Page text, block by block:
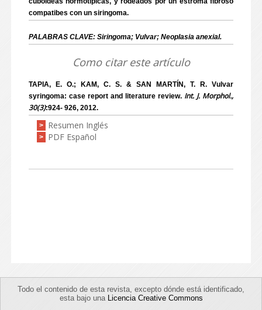
compatibes con un siringoma.
PALABRAS CLAVE: Siringoma; Vulvar; Neoplasia anexial.
Como citar este artículo
TAPIA, E. O.; KAM, C. S. & SAN MARTÍN, T. R. Vulvar
syringoma: case report and literature review. Int. J. Morphol.,
30(3):924- 926, 2012.
> Resumen Inglés
> PDF Español
Todo el contenido de esta revista, excepto dónde está identificado,
esta bajo una Licencia Creative Commons